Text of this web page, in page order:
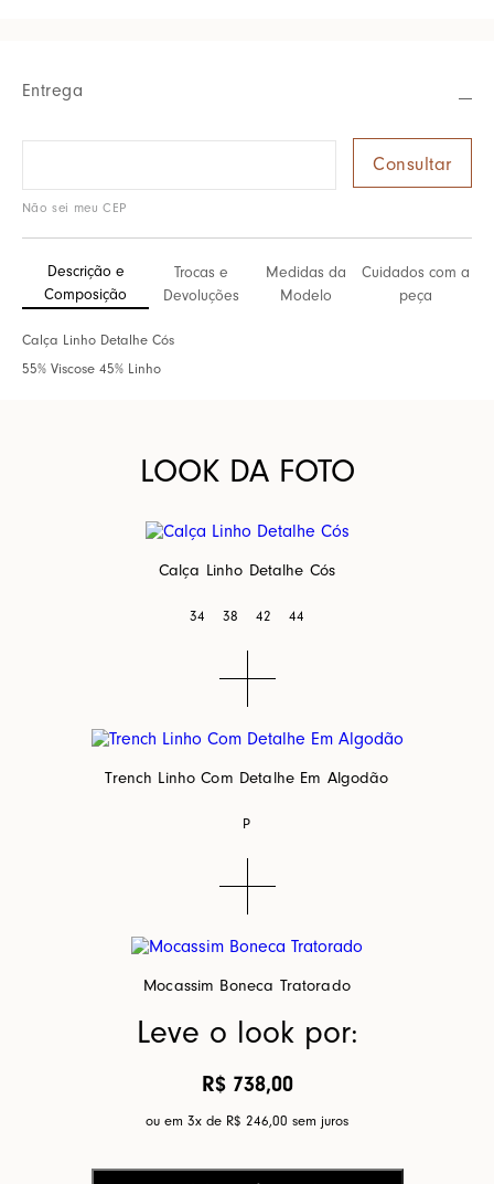
Entrega
Não sei meu CEP
Descrição e
Composição
Trocas e
Devoluções
Medidas da
Modelo
Cuidados com a
peça
Calça Linho Detalhe Cós
55% Viscose 45% Linho
LOOK DA FOTO
Calça Linho Detalhe Cós
34 38 42 44
Trench Linho Com Detalhe Em Algodão
P
Mocassim Boneca Tratorado
Leve o look por:
R$ 738,00
ou em 3x de R$ 246,00 sem juros